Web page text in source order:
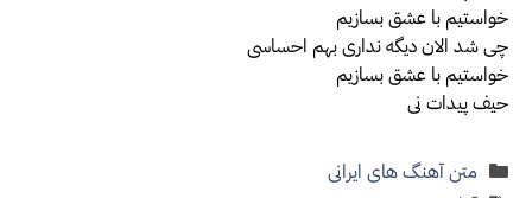
خواستیم با عشق بسازیم
چی شد الان دیگه نداری بهم احساسی
خواستیم با عشق بسازیم
حیف پیدات نی
دسته‌ها
متن آهنگ های ایرانی